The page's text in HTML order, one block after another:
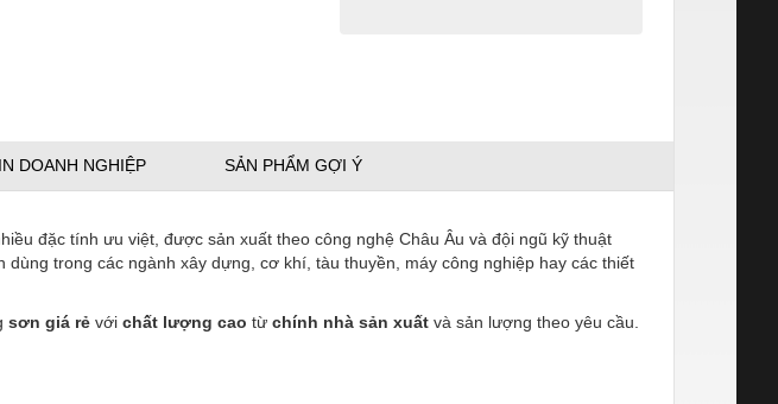
DOANH NGHIỆP SẢN PHẨM GỢI Ý
đặc tính ưu việt, được sản xuất theo công nghệ Châu Âu và đội ngũ kỹ thuật
dùng trong các ngành xây dựng, cơ khí, tàu thuyền, máy công nghiệp hay các thiết
sơn giá rẻ với chất lượng cao từ chính nhà sản xuất và sản lượng theo yêu cầu.